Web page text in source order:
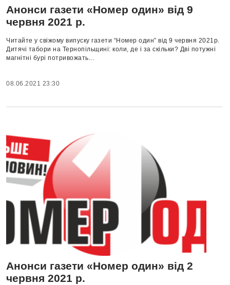
Анонси газети «Номер один» від 9
червня 2021 р.
Читайте у свіжому випуску газети “Номер один” від 9 червня 2021р.
Дитячі табори на Тернопільщині: коли, де і за скільки? Дві потужні
магнітні бурі потривожать...
08.06.2021 23:30
Анонси газети «Номер один» від 2
червня 2021 р.